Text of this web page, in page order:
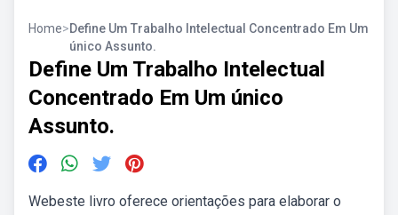
Home>Define Um Trabalho Intelectual Concentrado Em Um
único Assunto.
Define Um Trabalho Intelectual
Concentrado Em Um único
Assunto.
Webeste livro oferece orientações para elaborar o